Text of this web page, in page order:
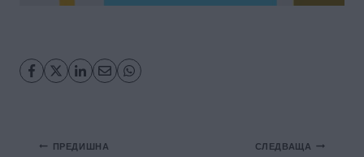
Навигация
ПРЕДИШНА СЛЕДВАЩА